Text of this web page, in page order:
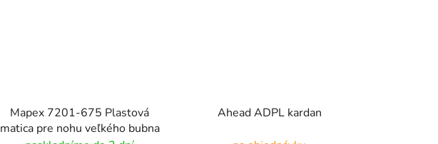
Mapex 7201-675 Plastová
matica pre nohu veľkého bubna
Ahead ADPL kardan